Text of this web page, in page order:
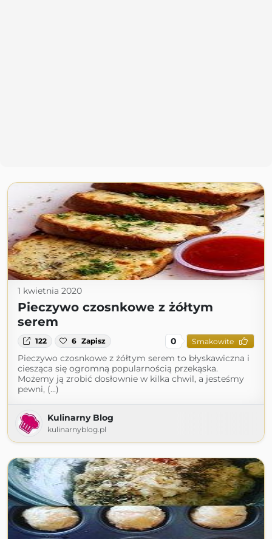
1 kwietnia 2020
Pieczywo czosnkowe z żółtym
serem
122 6 Zapisz 0 Smakowite
Pieczywo czosnkowe z żółtym serem to błyskawiczna i
ciesząca się ogromną popularnością przekąska.
Możemy ją zrobić dosłownie w kilka chwil, a jesteśmy
pewni, (...)
Kulinarny Blog
kulinarnyblog.pl